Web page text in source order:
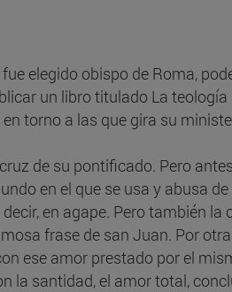
elegido obispo de Roma,
un libro titulado La
torno a las que gira su
de su pontificado. Pero
en el que se usa y abusa
en agape. Pero también
frase de san Juan. Por
ese amor prestado por el
la santidad, el amor total,